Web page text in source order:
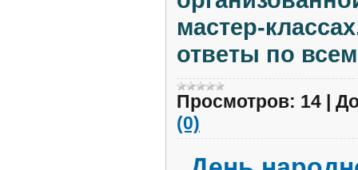
мастер-
ответы по
Просмотров: 14 |
(0)